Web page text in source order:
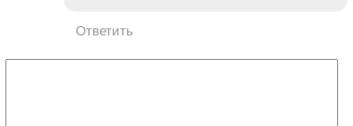
Ответить